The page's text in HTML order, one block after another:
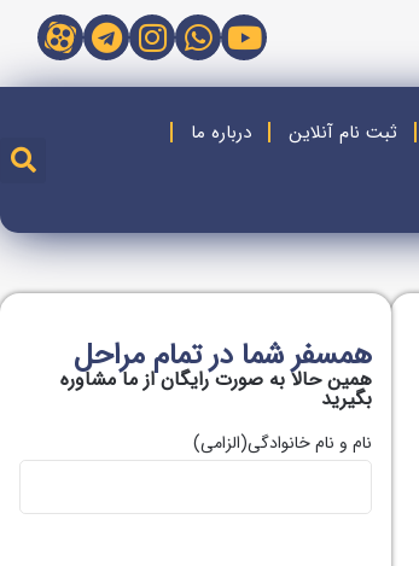
ثبت نام آنلاین
درباره ما
همسفر شما در تمام مراحل
همین حالا به صورت رایگان از ما مشاوره
بگیريد
نام و نام خانوادگی(الزامی)